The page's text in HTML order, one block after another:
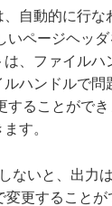
自動的に行
いページヘッ
、ファイルハ
ハンドルで
することがで
す。
ないと、出力
更することが